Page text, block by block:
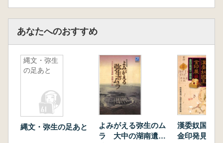
あなたへのおすすめ
縄文・弥生
の足あと
縄文・弥生の足あと
よみがえる弥生のム
ラ 大中の湖南遺
漢委奴国王
金印発見二